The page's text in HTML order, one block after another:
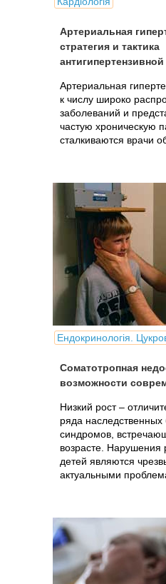
Артериальная
стратегия и тактика
Артериальная
к числу широко
заболеваний и
частую хроническую
сталкиваются врачи
Ендокринологія.
Соматотропная
возможности
Низкий рост –
ряда наследственных
синдромов,
возрасте. Нарушения
детей являются
актуальными